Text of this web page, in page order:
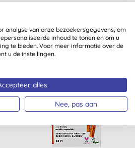
analyse van onze bezoekersgegevens, om
inhoud te tonen en om u
te bieden. Voor meer informatie over de
u de instellingen.
alles
Nee, pas aan